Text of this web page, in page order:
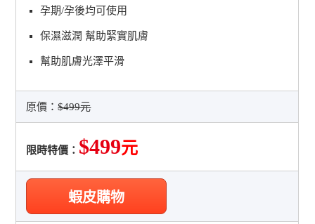
孕期/孕後均可使用
保濕滋潤 幫助緊實肌膚
幫助肌膚光澤平滑
原價：$499元
限時特價： $499元
蝦皮購物